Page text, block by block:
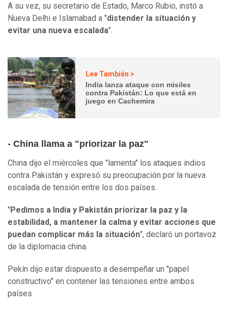
A su vez, su secretario de Estado, Marco Rubio, instó a
Nueva Delhi e Islamabad a "distender la situación y
evitar una nueva escalada".
Lee También >
India lanza ataque con misiles
contra Pakistán: Lo que está en
juego en Cachemira
- China llama a "priorizar la paz"
China dijo el miércoles que "lamenta" los ataques indios
contra Pakistán y expresó su preocupación por la nueva
escalada de tensión entre los dos países.
"Pedimos a India y Pakistán priorizar la paz y la
estabilidad, a mantener la calma y evitar acciones que
puedan complicar más la situación", declaró un portavoz
de la diplomacia china.
Pekín dijo estar dispuesto a desempeñar un "papel
constructivo" en contener las tensiones entre ambos
países.